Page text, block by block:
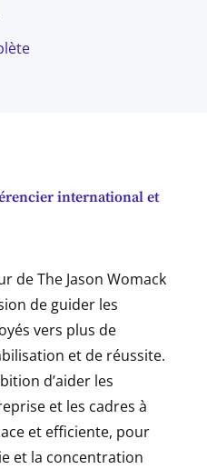
international et
de The Jason Womack
de guider les
vers plus de
et de réussite.
d’aider les
et les cadres à
et efficiente, pour
et la concentration